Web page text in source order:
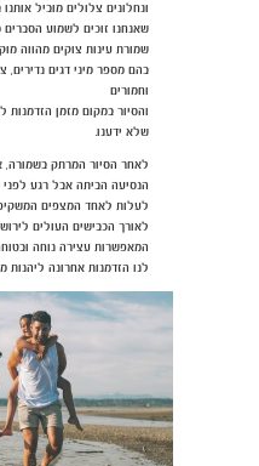
ונחלונים צלולים מוביל אותנו
שאנחנו זוכים לשמוע
שמורת עינות צוקים מהווה
בהם מספר מיני דגים נדירים,
וחמורים
והסיור במקום מזמן הזדמנות
שלא ידענו.
לאחר הסיור המרתק בשמורה,
הנסיעה הביתה אבל רגע לפני
לעלות לאחד המצפים
לאורך הכבישים העולים
המאפשרות עצירה נוחה
לנו הזדמנות אחרונה